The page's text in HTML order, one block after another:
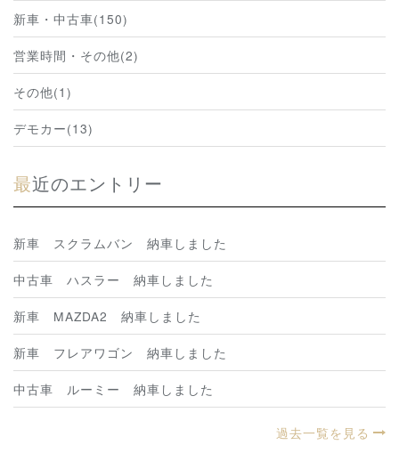
新車・中古車(150)
営業時間・その他(2)
その他(1)
デモカー(13)
最近のエントリー
新車 スクラムバン 納車しました
中古車 ハスラー 納車しました
新車 MAZDA2 納車しました
新車 フレアワゴン 納車しました
中古車 ルーミー 納車しました
過去一覧を見る